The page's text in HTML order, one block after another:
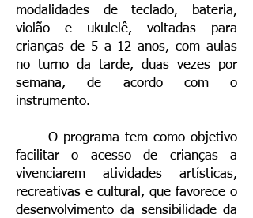
modalidades de teclado, bateria,
violão e ukulelê, voltadas para
crianças de 5 a 12 anos, com aulas
no turno da tarde, duas vezes por
semana, de acordo com o
instrumento.
O programa tem como objetivo
facilitar o acesso de crianças a
vivenciarem atividades artísticas,
recreativas e cultural, que favorece o
desenvolvimento da sensibilidade da